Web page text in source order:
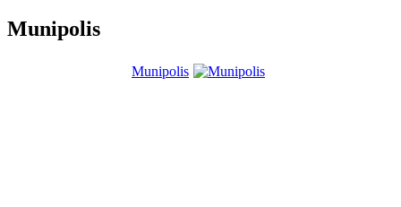
Munipolis
Munipolis